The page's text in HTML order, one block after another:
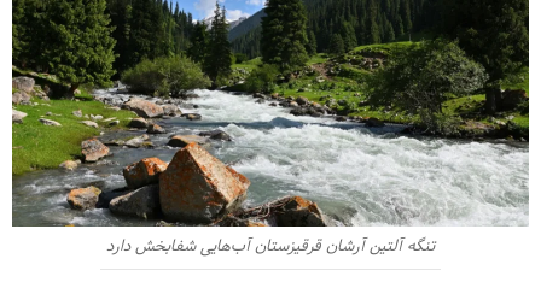
تنگه آلتین آرشان قرقیزستان آب‌هایی شفابخش دارد